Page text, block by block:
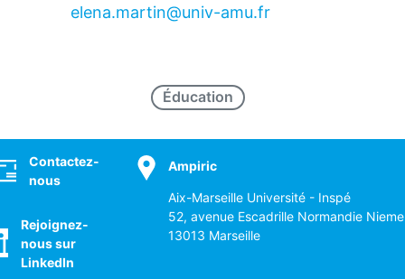
elena.martin@univ-amu.fr
Éducation
Contactez-
nous
Rejoignez-
nous sur
LinkedIn
Ampiric
Aix-Marseille Université - Inspé
52, avenue Escadrille Normandie
13013 Marseille